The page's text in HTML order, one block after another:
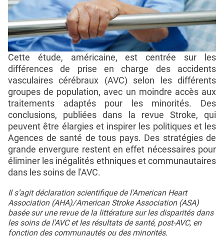
Cette étude, américaine, est centrée sur les
différences de prise en charge des accidents
vasculaires cérébraux (AVC) selon les différents
groupes de population, avec un moindre accès aux
traitements adaptés pour les minorités. Des
conclusions, publiées dans la revue Stroke, qui
peuvent être élargies et inspirer les politiques et les
Agences de santé de tous pays. Des stratégies de
grande envergure restent en effet nécessaires pour
éliminer les inégalités ethniques et communautaires
dans les soins de l'AVC.
Il s’agit déclaration scientifique de l'American Heart
Association (AHA)/American Stroke Association (ASA)
basée sur une revue de la littérature sur les disparités dans
les soins de l'AVC et les résultats de santé, post-AVC, en
fonction des communautés ou des minorités.